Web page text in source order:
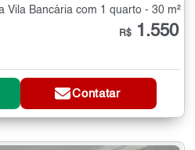
Vila Bancária com 1 quarto - 30 m²
R$ 1.550
Contatar